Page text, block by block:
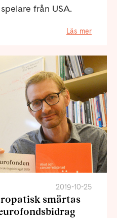
från USA.
Läs mer
2019-10-25
smärtas